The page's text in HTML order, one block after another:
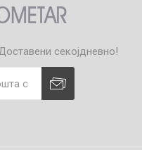
секојдневно!